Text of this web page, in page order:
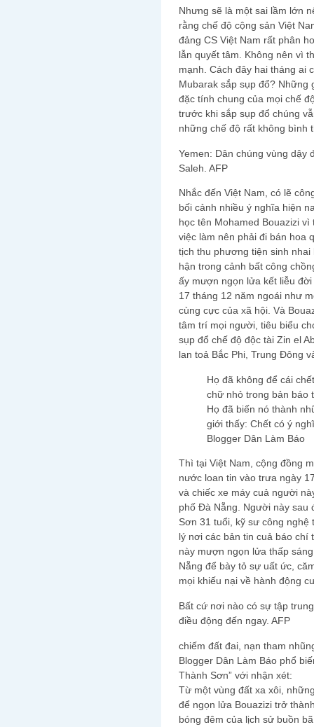
Nhưng sẽ là một sai lầm lớn
rằng chế độ cộng sản Việt
đảng CS Việt Nam rất phân
lẫn quyết tâm. Không nên vì
mạnh. Cách đây hai tháng ai
Mubarak sắp sụp đổ? Những
đặc tính chung của mọi chế
trước khi sắp sụp đổ chúng
những chế độ rất không bình
Yemen: Dân chúng vùng dậy
Saleh. AFP
Nhắc đến Việt Nam, có lẽ
bối cảnh nhiều ý nghĩa hiện
học tên Mohamed Bouazizi
việc làm nên phải đi bán hoa
tịch thu phương tiện sinh
hận trong cảnh bất công
ấy mượn ngọn lửa kết liễu
17 tháng 12 năm ngoái như
cùng cực của xã hội. Và
tâm trí mọi người, tiêu biểu
sụp đổ chế độ độc tài Zin el
lan toả Bắc Phi, Trung Đông
Họ đã không để cái
chữ nhỏ trong bản báo
Họ đã biến nó thành
giới thấy: Chết có ý
Blogger Dân Làm Báo
Thì tại Việt Nam, cộng đồng
nước loan tin vào trưa ngày
và chiếc xe máy cuả người
phố Đà Nẵng. Người này sau
Sơn 31 tuổi, kỹ sư công
lý nơi các bản tin cuả báo
này mượn ngọn lửa thấp
Nẵng để bày tỏ sự uất ức,
mọi khiếu nại về hành động
Bất cứ nơi nào có sự tập
điều động đến ngay. AFP
chiếm đất đai, nạn tham
Blogger Dân Làm Báo phổ
Thành Sơn” với nhận xét:
Từ một vùng đất xa xôi,
để ngọn lửa Bouazizi trở
bóng đêm của lịch sử buồn